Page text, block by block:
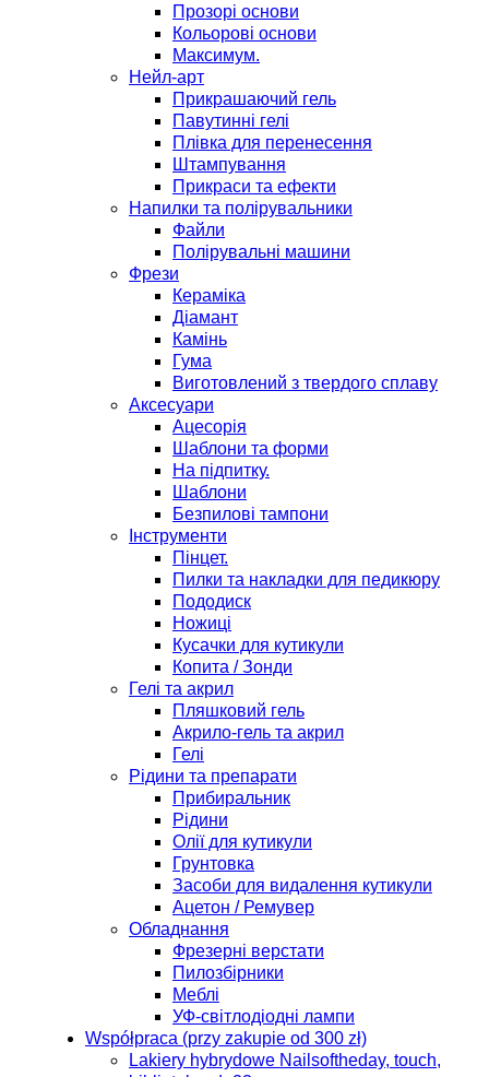
Прозорі основи
Кольорові основи
Максимум.
Нейл-арт
Прикрашаючий гель
Павутинні гелі
Плівка для перенесення
Штампування
Прикраси та ефекти
Напилки та полірувальники
Файли
Полірувальні машини
Фрези
Кераміка
Діамант
Камінь
Гума
Виготовлений з твердого сплаву
Аксесуари
Ацесорія
Шаблони та форми
На підпитку.
Шаблони
Безпилові тампони
Інструменти
Пінцет.
Пилки та накладки для педикюру
Пододиск
Ножиці
Кусачки для кутикули
Копита / Зонди
Гелі та акрил
Пляшковий гель
Акрило-гель та акрил
Гелі
Рідини та препарати
Прибиральник
Рідини
Олії для кутикули
Грунтовка
Засоби для видалення кутикули
Ацетон / Ремувер
Обладнання
Фрезерні верстати
Пилозбірники
Меблі
УФ-світлодіодні лампи
Współpraca (przy zakupie od 300 zł)
Lakiery hybrydowe Nailsoftheday, touch,